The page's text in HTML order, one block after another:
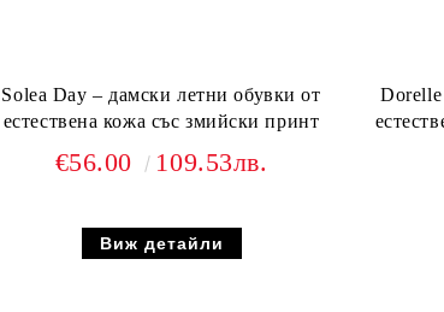
Solea Day – дамски летни обувки от
естествена кожа със змийски принт
€56.00 109.53лв.
Виж детайли